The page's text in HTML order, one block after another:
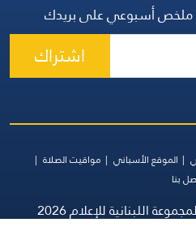
ملخص أسبوعي على بريدك
اشتراك
الموقع الأسباني
مواقيت الصلاة
بنا
اللبنانية للإعلام 2026